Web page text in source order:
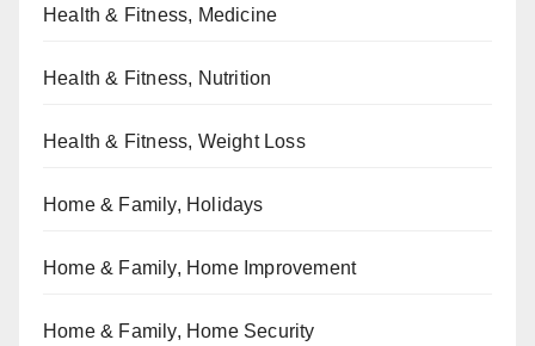
Health & Fitness, Medicine
Health & Fitness, Nutrition
Health & Fitness, Weight Loss
Home & Family, Holidays
Home & Family, Home Improvement
Home & Family, Home Security